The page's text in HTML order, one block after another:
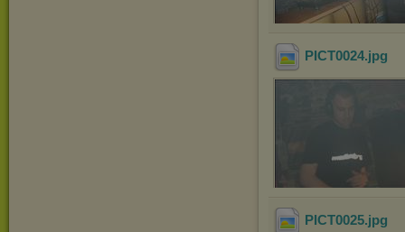
PICT0024.jpg
PICT0025.jpg